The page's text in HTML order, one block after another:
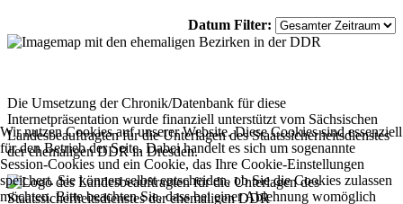
Datum Filter:
Die Umsetzung der Chronik/Datenbank für diese
Internetpräsentation wurde finanziell unterstützt vom Sächsischen
Landesbeauftragten für die Unterlagen des Staatssicherheitsdienstes
der ehemaligen DDR in Dresden.
Wir nutzen Cookies auf unserer Website. Diese Cookies sind essenziell
für den Betrieb der Seite. Dabei handelt es sich um sogenannte
Session-Cookies und ein Cookie, das Ihre Cookie-Einstellungen
speichert. Sie können selbst entscheiden, ob Sie die Cookies zulassen
möchten. Bitte beachten Sie, dass bei einer Ablehnung womöglich